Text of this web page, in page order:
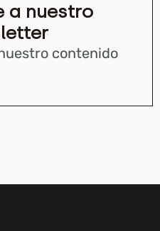
a nuestro
contenido